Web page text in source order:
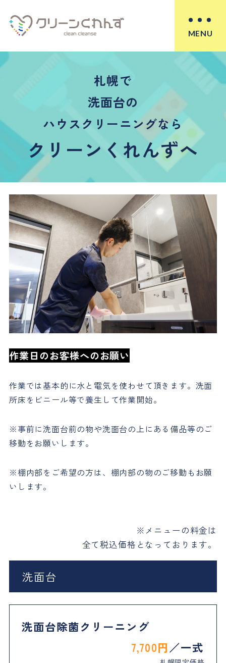
MENU
札幌で
洗面台の
ハウスクリーニングなら
クリーンくれんずへ
作業日のお客様へのお願い
作業では基本的に水と電気を使わせて頂きます。洗面
所床をビニール等で養生して作業開始。
※事前に洗面台前の物や洗面台の上にある備品等のご
移動をお願いします。
※棚内部をご希望の方は、棚内部の物のご移動もお願
いします。
※メニューの料金は
全て税込価格となっております。
洗面台
洗面台除菌クリーニング
7,700円
一式